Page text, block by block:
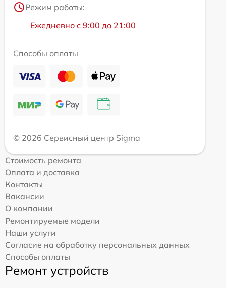
Режим работы:
Ежедневно с 9:00 до 21:00
Способы оплаты
© 2026 Сервисный центр Sigma
Стоимость ремонта
Оплата и доставка
Контакты
Вакансии
О компании
Ремонтируемые модели
Наши услуги
Согласие на обработку персональных данных
Способы оплаты
Ремонт устройств